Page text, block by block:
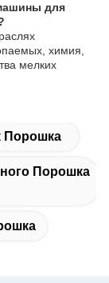
для
химия,
мелких
Порошка
Порошка